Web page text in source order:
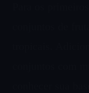
Para os
conjuntos de
tropicais.
conjuntos com
conhecer sua